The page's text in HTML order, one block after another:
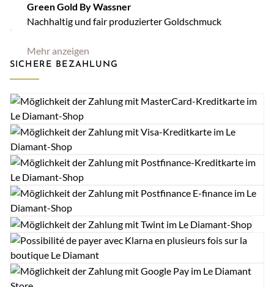
Green Gold By Wassner
Nachhaltig und fair produzierter Goldschmuck
Mehr anzeigen
SICHERE BEZAHLUNG